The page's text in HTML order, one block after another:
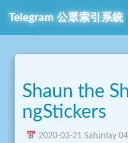
Telegram 公眾索引系統
Shaun the
ngStickers
2020-03-21 Saturday